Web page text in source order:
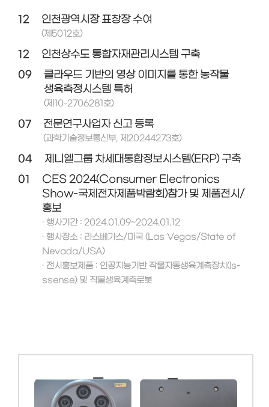
12 인천광역시장 표창장 수여
(제5012호)
12
인천상수도 통합자재관리시스템 구축
09
클라우드 기반의 영상 이미지를 통한 농작물
생육측정시스템 특허
(제10-2706281호)
07 전문연구사업자 신고 등록
(과학기술정보통신부, 제20244273호)
04
제니엘그룹 차세대통합정보시스템(ERP) 구축
01
CES 2024(Consumer Electronics
Show-국제전자제품박람회)참가 및 제품전시/
홍보
· 행사기간 : 2024.01.09~2024.01.12
· 행사장소 : 라스베가스/미국 (Las Vegas/State of
Nevada/USA)
· 전시홍보제품 : 인공지능기반 작물자동생육계측장치(Is-
ssense) 및 작물생육계측로봇